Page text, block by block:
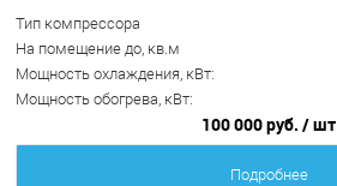
Тип компрессора
На помещение до, кв.м
Мощность охлаждения, кВт:
Мощность обогрева, кВт:
100 000 руб. / шт
Подробнее